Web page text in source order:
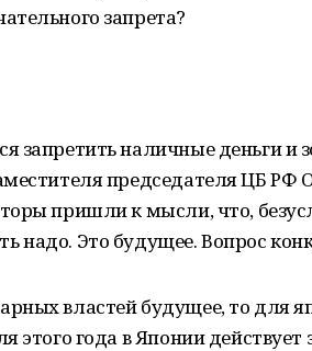
запрета?
запретить наличные деньги и
председателя ЦБ РФ
пришли к мысли, что,
надо. Это будущее. Вопрос
властей будущее, то для
этого года в Японии действует